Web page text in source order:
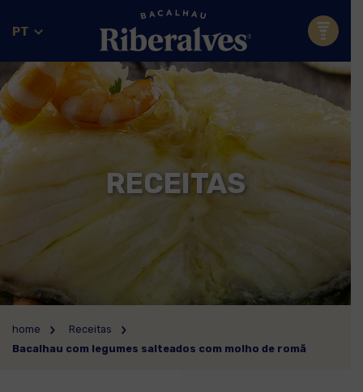
PT
RECEITAS
home
Receitas
Bacalhau com legumes salteados com molho de romã